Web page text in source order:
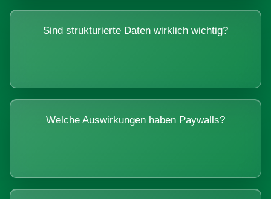
Sind strukturierte Daten wirklich wichtig?
Welche Auswirkungen haben Paywalls?